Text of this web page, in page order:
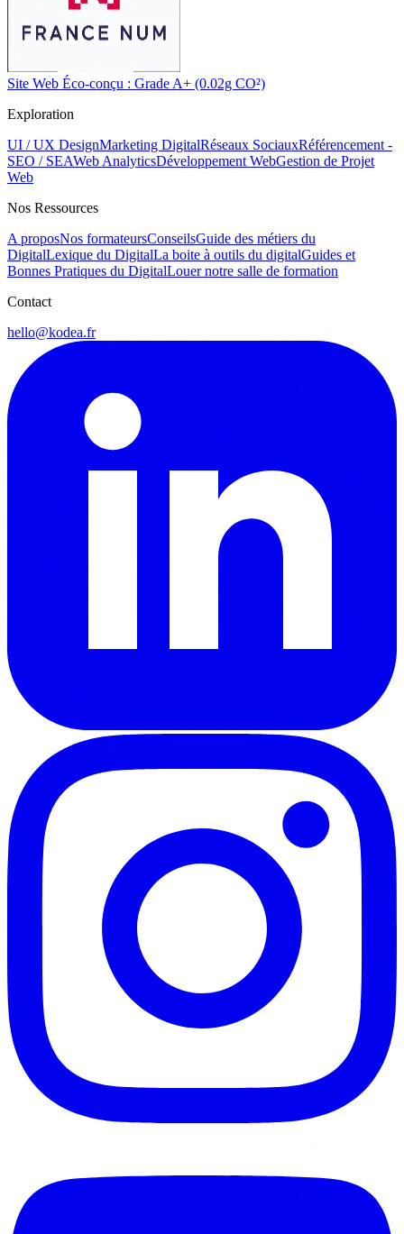
Site Web Éco-conçu : Grade A+ (0.02g CO²)
Exploration
UI / UX DesignMarketing DigitalRéseaux SociauxRéférencement -
SEO / SEAWeb AnalyticsDéveloppement WebGestion de Projet
Web
Nos Ressources
A proposNos formateursConseilsGuide des métiers du
DigitalLexique du DigitalLa boite à outils du digitalGuides et
Bonnes Pratiques du DigitalLouer notre salle de formation
Contact
hello@kodea.fr